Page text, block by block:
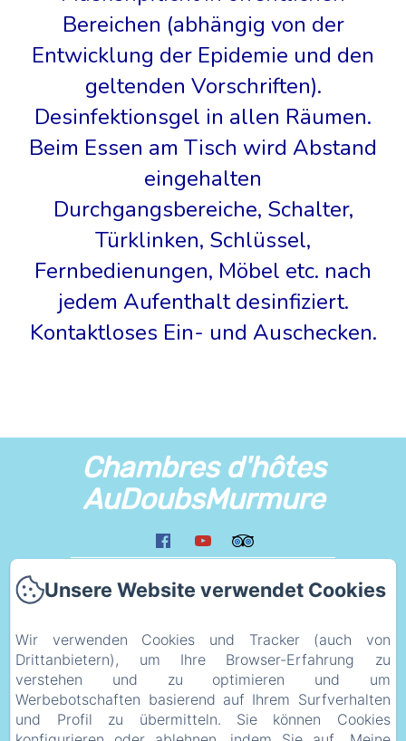
Bereichen (abhängig von der
Entwicklung der Epidemie und den
geltenden Vorschriften).
Desinfektionsgel in allen Räumen.
Beim Essen am Tisch wird Abstand
eingehalten
Durchgangsbereiche, Schalter,
Türklinken, Schlüssel,
Fernbedienungen, Möbel etc. nach
jedem Aufenthalt desinfiziert.
Kontaktloses Ein- und Auschecken.
Chambres d'hôtes
AuDoubsMurmure
Umfeld
Plan d'acces
eco_geste
Rechtsinformation
Datenschutzerklärung
Unsere Website verwendet Cookies
Wir verwenden Cookies und Tracker (auch von
Drittanbietern), um Ihre Browser-Erfahrung zu
verstehen und zu optimieren und um
Werbebotschaften basierend auf Ihrem Surfverhalten
und Profil zu übermitteln. Sie können Cookies